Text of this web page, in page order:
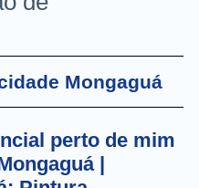
Mongaguá
perto de mim
|